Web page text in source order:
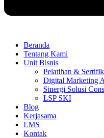
Beranda
Tentang Kami
Unit Bisnis
Pelatihan &
Digital Marketing
Sinergi Solusi
LSP SKI
Blog
Kerjasama
LMS
Kontak